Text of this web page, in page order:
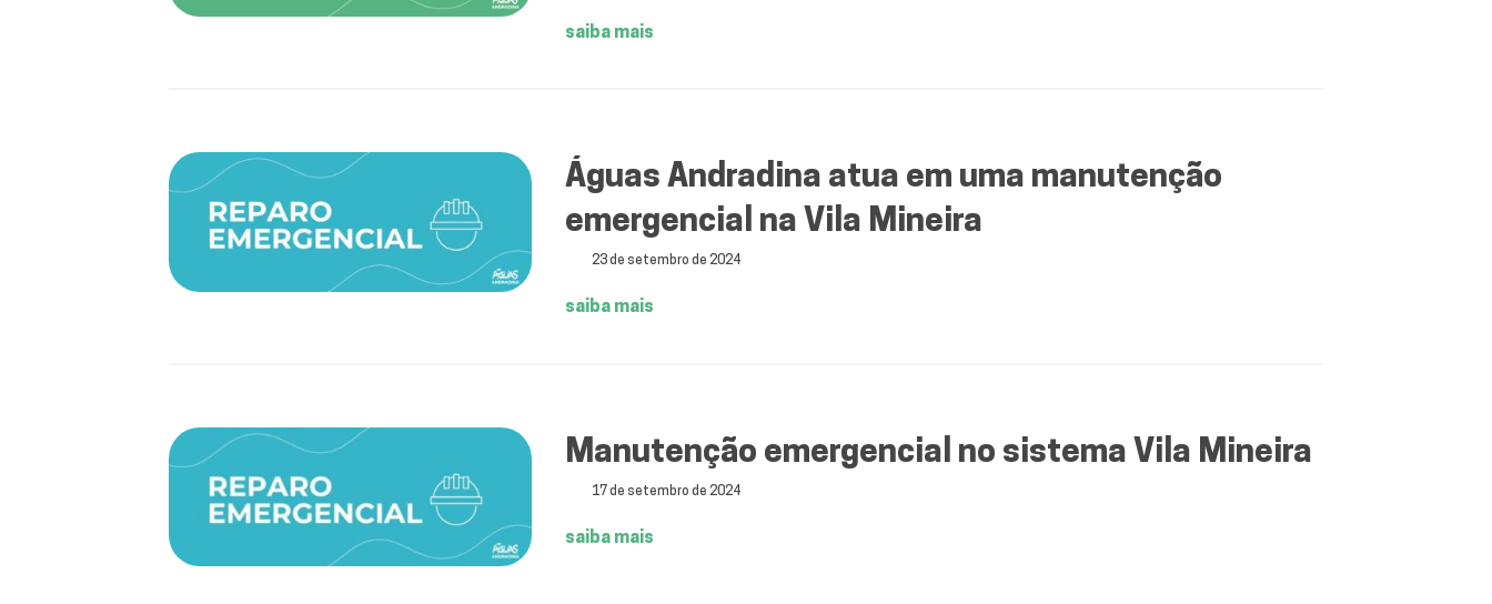
saiba mais
Águas Andradina atua em uma manutenção
emergencial na Vila Mineira
23 de setembro de 2024
saiba mais
Manutenção emergencial no sistema Vila Mineira
17 de setembro de 2024
saiba mais